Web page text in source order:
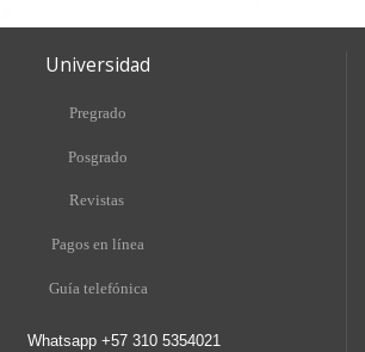
Universidad
Pregrado
Posgrado
Revistas
Pagos en línea
Guía telefónica
Whatsapp +57 310 5354021